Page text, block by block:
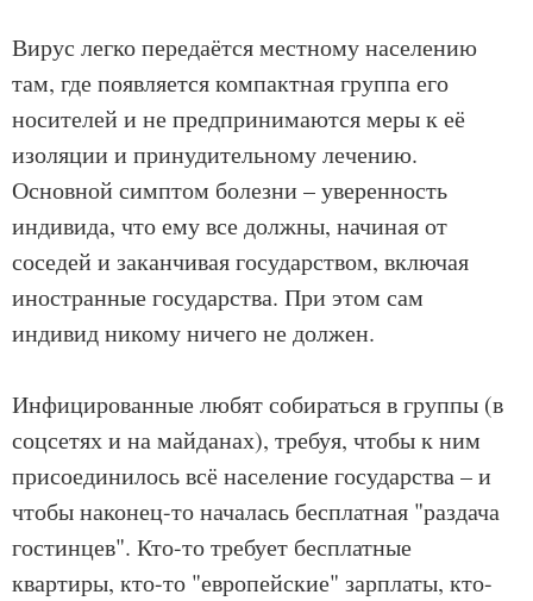
Вирус легко передаётся местному населению
там, где появляется компактная группа его
носителей и не предпринимаются меры к её
изоляции и принудительному лечению.
Основной симптом болезни – уверенность
индивида, что ему все должны, начиная от
соседей и заканчивая государством, включая
иностранные государства. При этом сам
индивид никому ничего не должен.
Инфицированные любят собираться в группы (в
соцсетях и на майданах), требуя, чтобы к ним
присоединилось всё население государства – и
чтобы наконец-то началась бесплатная "раздача
гостинцев". Кто-то требует бесплатные
квартиры, кто-то "европейские" зарплаты, кто-